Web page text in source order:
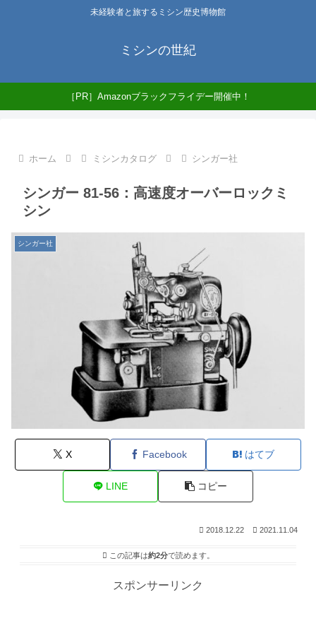
未経験者と旅するミシン歴史博物館
ミシンの世紀
［PR］Amazonブラックフライデー開催中！
ホーム ミシンカタログ シンガー社
シンガー 81-56：高速度オーバーロックミ
シン
シンガー社
X Facebook はてブ
LINE コピー
2018.12.22 2021.11.04
この記事は約2分で読めます。
スポンサーリンク